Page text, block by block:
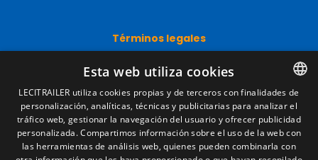
Términos legales
Política de privacidad
Política de cookies
Condiciones generales de venta
Gestionar cookies
SPANISH
ENGLISH
FRENCH
Esta web utiliza cookies
LECITRAILER utiliza cookies propias y de terceros con finalidades de
personalización, analíticas, técnicas y publicitarias para analizar el
tráfico web, gestionar la navegación del usuario y ofrecer publicidad
personalizada. Compartimos información sobre el uso de la web con
las herramientas de análisis web, quienes pueden combinarla con